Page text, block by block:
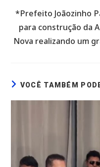
*Prefeito Joãozinho
para construção da
Nova realizando um
VOCÊ TAMBÉM